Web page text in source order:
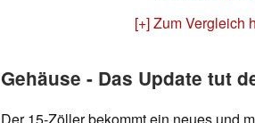
[+] Zum Vergleich
Gehäuse - Das Update tut